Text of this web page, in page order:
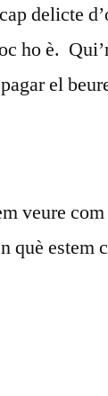
delicte
ho è.
el
veure
què estem